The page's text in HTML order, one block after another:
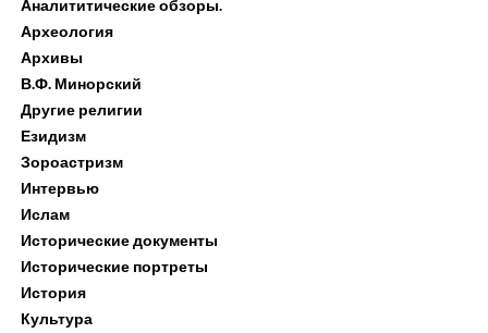
Аналититические обзоры.
Археология
Архивы
В.Ф. Минорский
Другие религии
Езидизм
Зороастризм
Интервью
Ислам
Исторические документы
Исторические портреты
История
Культура